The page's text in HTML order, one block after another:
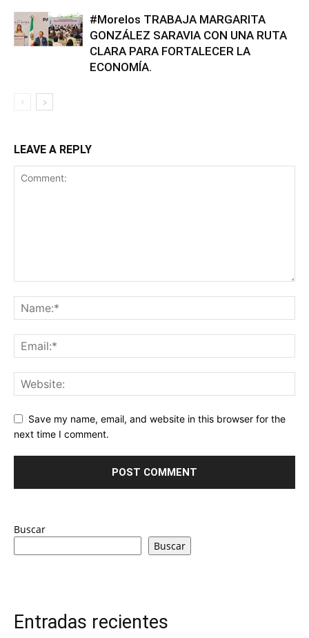
#Morelos TRABAJA MARGARITA
GONZÁLEZ SARAVIA CON UNA RUTA
CLARA PARA FORTALECER LA
ECONOMÍA.
LEAVE A REPLY
Save my name, email, and website in this browser for the
next time I comment.
Buscar
Buscar
Entradas recientes